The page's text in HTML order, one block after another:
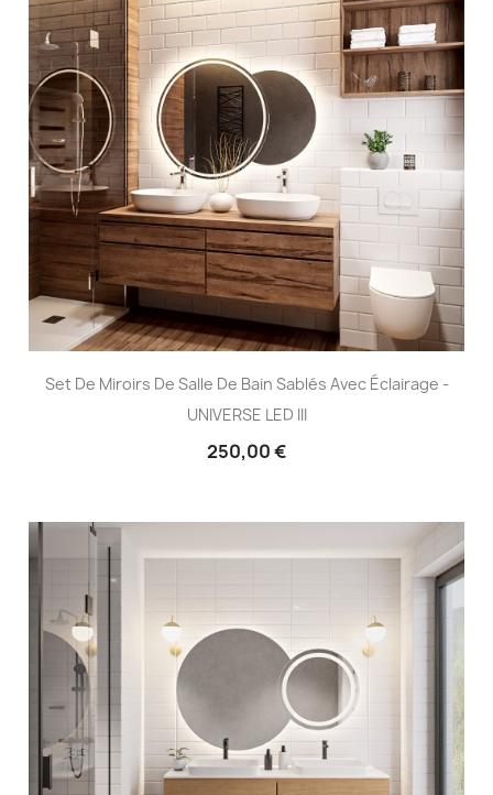
Set De Miroirs De Salle De Bain Sablés Avec Éclairage -
UNIVERSE LED III
250,00 €